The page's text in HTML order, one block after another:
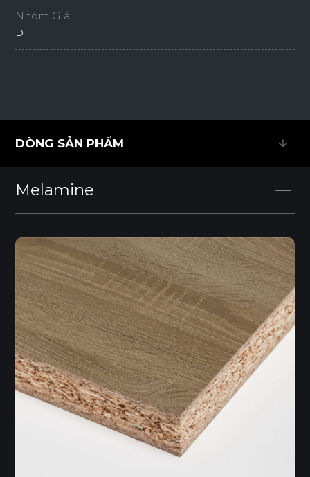
Nhóm Giá:
D
DÒNG SẢN PHẨM
Melamine